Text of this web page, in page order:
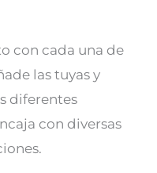
con cada una de
las tuyas y
diferentes
con diversas